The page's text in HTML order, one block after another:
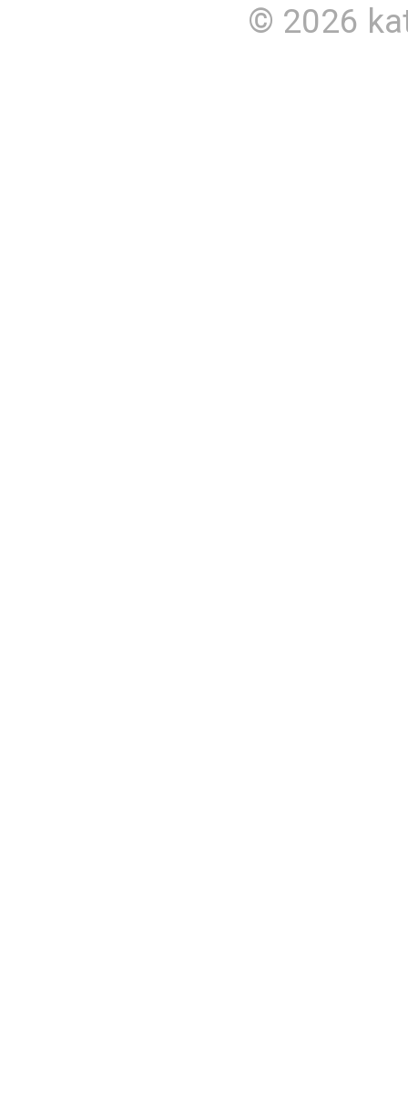
© 2026